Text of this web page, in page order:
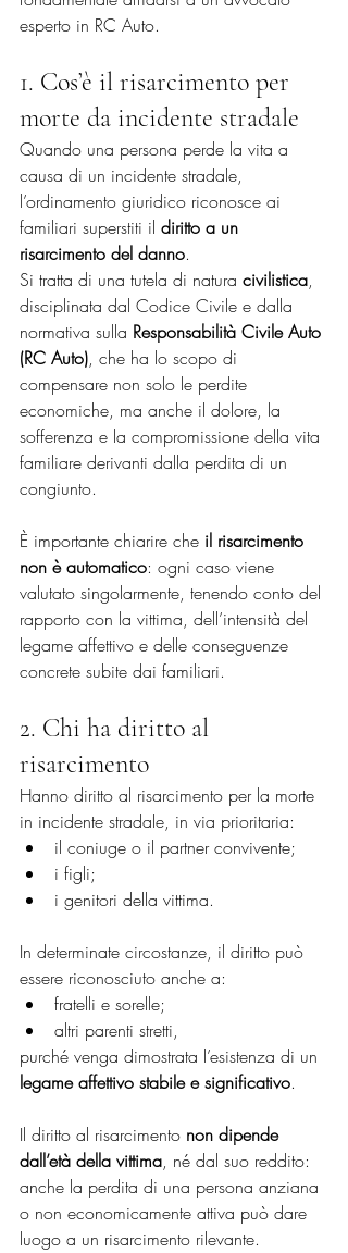
esperto in RC Auto.
1. Cos’è il risarcimento per
morte da incidente stradale
Quando una persona perde la vita a
causa di un incidente stradale,
l’ordinamento giuridico riconosce ai
familiari superstiti il diritto a un
risarcimento del danno.
Si tratta di una tutela di natura civilistica,
disciplinata dal Codice Civile e dalla
normativa sulla Responsabilità Civile Auto
(RC Auto), che ha lo scopo di
compensare non solo le perdite
economiche, ma anche il dolore, la
sofferenza e la compromissione della vita
familiare derivanti dalla perdita di un
congiunto.
È importante chiarire che il risarcimento
non è automatico: ogni caso viene
valutato singolarmente, tenendo conto del
rapporto con la vittima, dell’intensità del
legame affettivo e delle conseguenze
concrete subite dai familiari.
2. Chi ha diritto al
risarcimento
Hanno diritto al risarcimento per la morte
in incidente stradale, in via prioritaria:
il coniuge o il partner convivente;
i figli;
i genitori della vittima.
In determinate circostanze, il diritto può
essere riconosciuto anche a:
fratelli e sorelle;
altri parenti stretti,
purché venga dimostrata l’esistenza di un
legame affettivo stabile e significativo.
Il diritto al risarcimento non dipende
dall’età della vittima, né dal suo reddito:
anche la perdita di una persona anziana
o non economicamente attiva può dare
luogo a un risarcimento rilevante.